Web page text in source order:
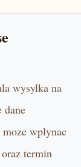
wysylka na
dane
wplynac
termin